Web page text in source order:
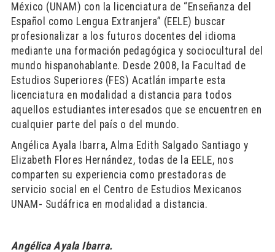
México (UNAM) con la licenciatura de “Enseñanza del
Español como Lengua Extranjera” (EELE) buscar
profesionalizar a los futuros docentes del idioma
mediante una formación pedagógica y sociocultural del
mundo hispanohablante. Desde 2008, la Facultad de
Estudios Superiores (FES) Acatlán imparte esta
licenciatura en modalidad a distancia para todos
aquellos estudiantes interesados que se encuentren en
cualquier parte del país o del mundo.
Angélica Ayala Ibarra, Alma Edith Salgado Santiago y
Elizabeth Flores Hernández, todas de la EELE, nos
comparten su experiencia como prestadoras de
servicio social en el Centro de Estudios Mexicanos
UNAM- Sudáfrica en modalidad a distancia.
Angélica Ayala Ibarra.